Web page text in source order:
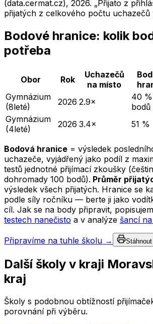
(data.cermat.cz), 2026. „Přijato z
přijatých z celkového počtu uchazečů
Bodové hranice: kolik
potřeba
Obor Rok
Uchazečů
na místo
Gymnázium
(8leté)
2026 2.9×
40 %
bodů
Gymnázium
(4leté)
2026 3.4× 51 %
Bodová hranice = výsledek
uchazeče, vyjádřený jako podíl z
testů jednotné přijímací zkoušky
dohromady 100 bodů). Průměr
výsledek všech přijatých. Hranice se
podle síly ročníku — berte ji jako
cíl. Jak se na body připravit,
testech nanečisto a v analýze šancí
Připravíme na tuhle školu →
Další školy v kraji
kraj
Školy s podobnou obtížností
porovnání při výběru.